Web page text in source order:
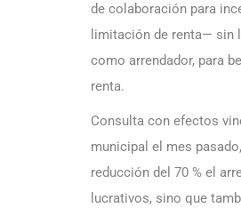
de colaboración para
limitación de renta— sin
como arrendador, para
renta.
Consulta con efectos
municipal el mes
reducción del 70 % el
lucrativos, sino que